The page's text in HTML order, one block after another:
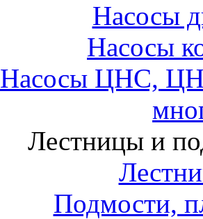
Насосы
Насосы
Насосы ЦНС,
Лестницы и
Подмости,